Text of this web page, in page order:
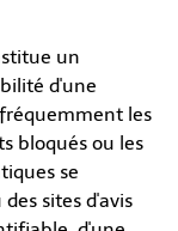
un
d'une
les
bloqués ou les
se
sites d'avis